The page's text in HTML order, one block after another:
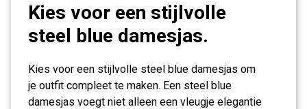
Kies voor een stijlvolle
steel blue damesjas.
Kies voor een stijlvolle steel blue damesjas om
je outfit compleet te maken. Een steel blue
damesjas voegt niet alleen een vleugje elegantie